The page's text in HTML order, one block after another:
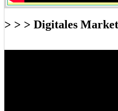
> > > Digitales